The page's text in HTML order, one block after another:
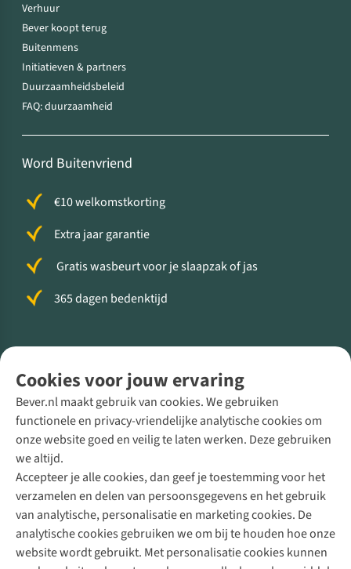
Cookies voor jouw ervaring
Bever.nl maakt gebruik van cookies. We gebruiken
functionele en privacy-vriendelijke analytische cookies om
onze website goed en veilig te laten werken. Deze gebruiken
we altijd.
Accepteer je alle cookies, dan geef je toestemming voor het
verzamelen en delen van persoonsgegevens en het gebruik
van analytische, personalisatie en marketing cookies. De
analytische cookies gebruiken we om bij te houden hoe onze
website wordt gebruikt. Met personalisatie cookies kunnen
Verhuur
Bever koopt terug
Buitenmens
Initiatieven & partners
Duurzaamheidsbeleid
FAQ: duurzaamheid
Word Buitenvriend
€10 welkomstkorting
Extra jaar garantie
Gratis wasbeurt voor je slaapzak of jas
365 dagen bedenktijd
Direct advies van een Buitenexpert
+31 (0)85 888 50 88
+31 6 12 28 49 80
Contactformulier